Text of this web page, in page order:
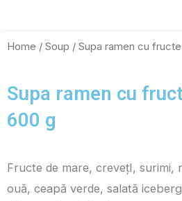
content
Home / Soup / Supa ramen cu
Supa ramen cu
600 g
Fructe de mare, crevețI, surimi,
ouă, ceapă verde, salată